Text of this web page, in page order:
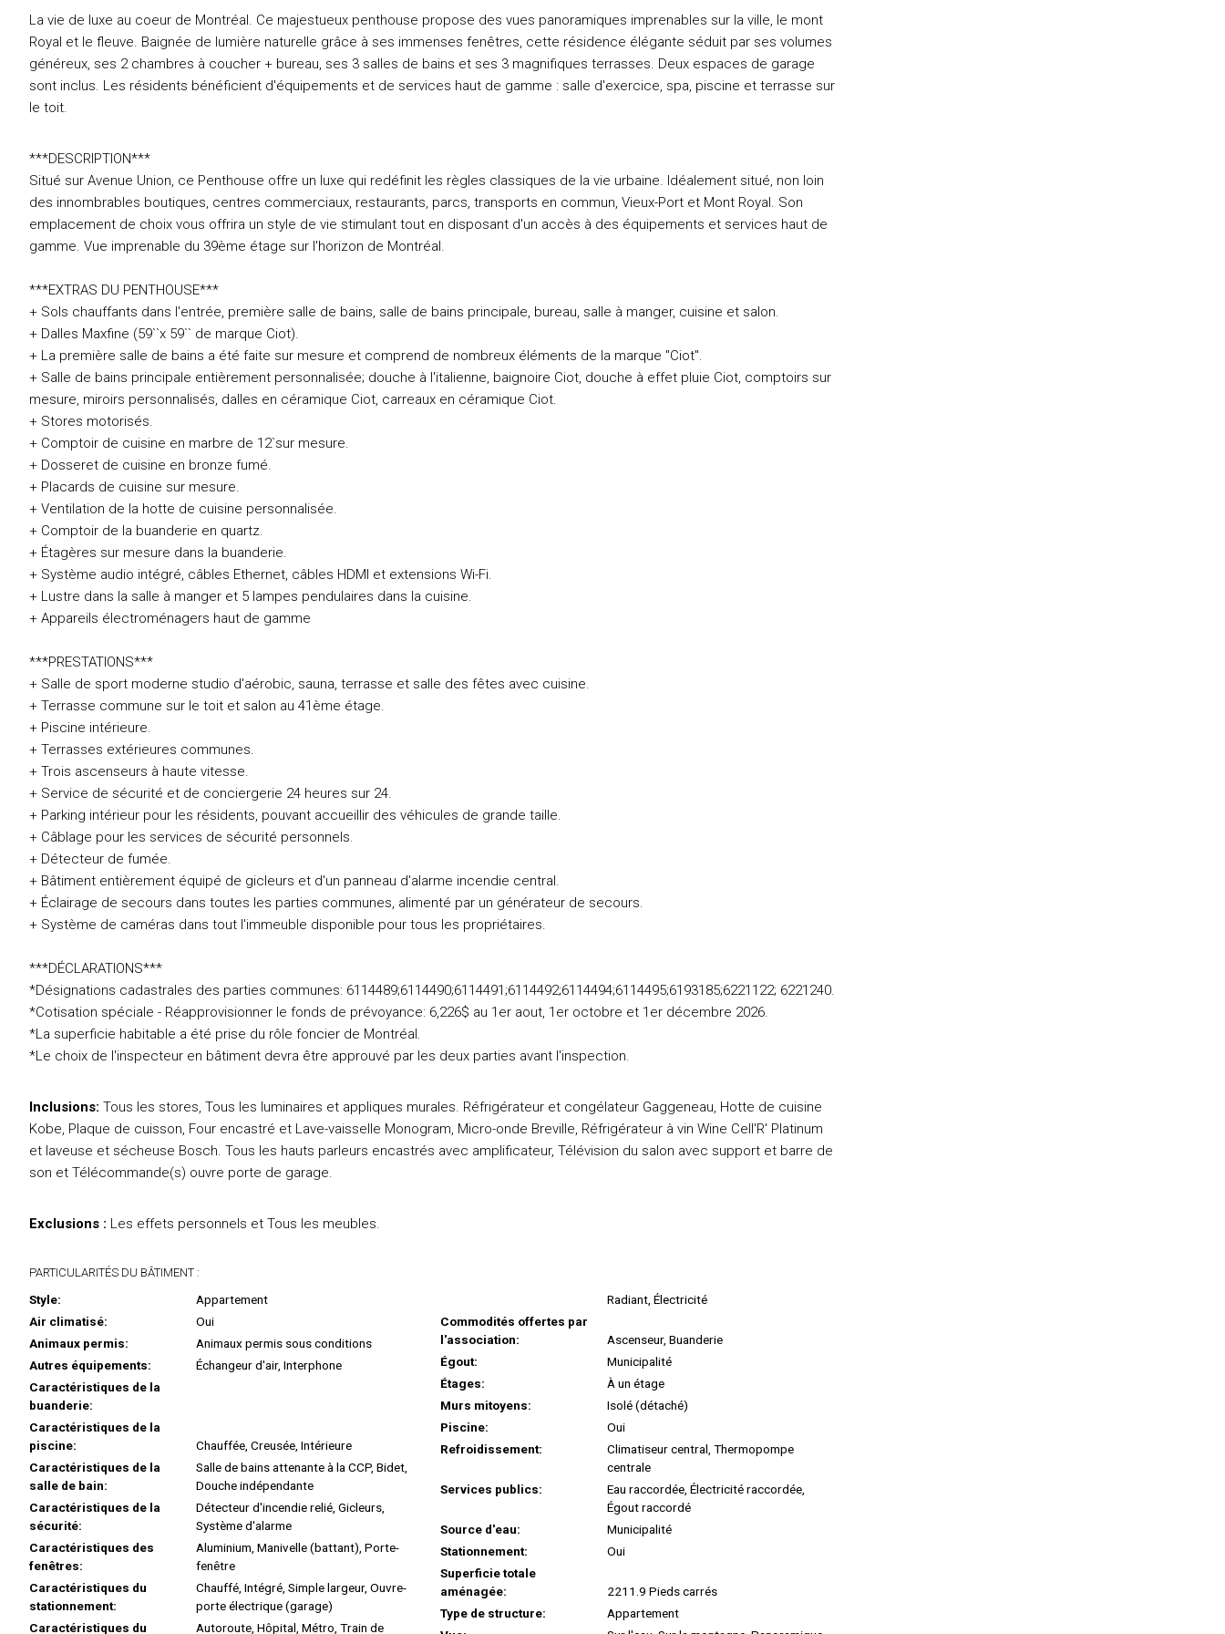
La vie de luxe au coeur de Montréal. Ce majestueux penthouse propose des vues panoramiques imprenables sur la ville, le mont
Royal et le fleuve. Baignée de lumière naturelle grâce à ses immenses fenêtres, cette résidence élégante séduit par ses volumes
généreux, ses 2 chambres à coucher + bureau, ses 3 salles de bains et ses 3 magnifiques terrasses. Deux espaces de garage
sont inclus. Les résidents bénéficient d'équipements et de services haut de gamme : salle d'exercice, spa, piscine et terrasse sur
le toit.
***DESCRIPTION***
Situé sur Avenue Union, ce Penthouse offre un luxe qui redéfinit les règles classiques de la vie urbaine. Idéalement situé, non loin
des innombrables boutiques, centres commerciaux, restaurants, parcs, transports en commun, Vieux-Port et Mont Royal. Son
emplacement de choix vous offrira un style de vie stimulant tout en disposant d'un accès à des équipements et services haut de
gamme. Vue imprenable du 39ème étage sur l'horizon de Montréal.
***EXTRAS DU PENTHOUSE***
+ Sols chauffants dans l'entrée, première salle de bains, salle de bains principale, bureau, salle à manger, cuisine et salon.
+ Dalles Maxfine (59``x 59`` de marque Ciot).
+ La première salle de bains a été faite sur mesure et comprend de nombreux éléments de la marque "Ciot".
+ Salle de bains principale entièrement personnalisée; douche à l'italienne, baignoire Ciot, douche à effet pluie Ciot, comptoirs sur
mesure, miroirs personnalisés, dalles en céramique Ciot, carreaux en céramique Ciot.
+ Stores motorisés.
+ Comptoir de cuisine en marbre de 12`sur mesure.
+ Dosseret de cuisine en bronze fumé.
+ Placards de cuisine sur mesure.
+ Ventilation de la hotte de cuisine personnalisée.
+ Comptoir de la buanderie en quartz.
+ Étagères sur mesure dans la buanderie.
+ Système audio intégré, câbles Ethernet, câbles HDMI et extensions Wi-Fi.
+ Lustre dans la salle à manger et 5 lampes pendulaires dans la cuisine.
+ Appareils électroménagers haut de gamme
***PRESTATIONS***
+ Salle de sport moderne studio d'aérobic, sauna, terrasse et salle des fêtes avec cuisine.
+ Terrasse commune sur le toit et salon au 41ème étage.
+ Piscine intérieure.
+ Terrasses extérieures communes.
+ Trois ascenseurs à haute vitesse.
+ Service de sécurité et de conciergerie 24 heures sur 24.
+ Parking intérieur pour les résidents, pouvant accueillir des véhicules de grande taille.
+ Câblage pour les services de sécurité personnels.
+ Détecteur de fumée.
+ Bâtiment entièrement équipé de gicleurs et d'un panneau d'alarme incendie central.
+ Éclairage de secours dans toutes les parties communes, alimenté par un générateur de secours.
+ Système de caméras dans tout l'immeuble disponible pour tous les propriétaires.
***DÉCLARATIONS***
*Désignations cadastrales des parties communes: 6114489;6114490;6114491;6114492;6114494;6114495;6193185;6221122; 6221240.
*Cotisation spéciale - Réapprovisionner le fonds de prévoyance: 6,226$ au 1er aout, 1er octobre et 1er décembre 2026.
*La superficie habitable a été prise du rôle foncier de Montréal.
*Le choix de l'inspecteur en bâtiment devra être approuvé par les deux parties avant l'inspection.
Inclusions: Tous les stores, Tous les luminaires et appliques murales. Réfrigérateur et congélateur Gaggeneau, Hotte de cuisine
Kobe, Plaque de cuisson, Four encastré et Lave-vaisselle Monogram, Micro-onde Breville, Réfrigérateur à vin Wine Cell'R' Platinum
et laveuse et sécheuse Bosch. Tous les hauts parleurs encastrés avec amplificateur, Télévision du salon avec support et barre de
son et Télécommande(s) ouvre porte de garage.
Exclusions : Les effets personnels et Tous les meubles.
PARTICULARITÉS DU BÂTIMENT :
Style:
Appartement
Air climatisé:
Oui
Animaux permis:
Animaux permis sous conditions
Autres équipements:
Échangeur d'air, Interphone
Caractéristiques de la
buanderie:
Caractéristiques de la
piscine:
Chauffée, Creusée, Intérieure
Caractéristiques de la
salle de bain:
Salle de bains attenante à la CCP, Bidet,
Douche indépendante
Caractéristiques de la
sécurité:
Détecteur d'incendie relié, Gicleurs,
Système d'alarme
Caractéristiques des
fenêtres:
Aluminium, Manivelle (battant), Porte-
fenêtre
Caractéristiques du
stationnement:
Chauffé, Intégré, Simple largeur, Ouvre-
porte électrique (garage)
Caractéristiques du
Autoroute, Hôpital, Métro, Train de
Radiant, Électricité
Commodités offertes par
l'association:
Ascenseur, Buanderie
Égout:
Municipalité
Étages:
À un étage
Murs mitoyens:
Isolé (détaché)
Piscine:
Oui
Refroidissement:
Climatiseur central, Thermopompe
centrale
Services publics:
Eau raccordée, Électricité raccordée,
Égout raccordé
Source d'eau:
Municipalité
Stationnement:
Oui
Superficie totale
aménagée:
2211.9 Pieds carrés
Type de structure:
Appartement